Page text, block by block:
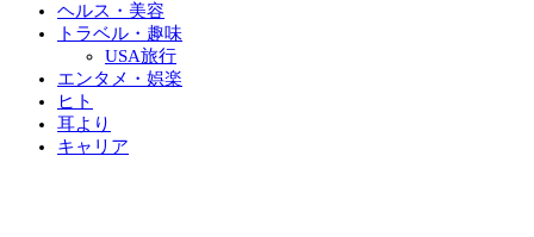
ヘルス・美容
トラベル・趣味
USA旅行
エンタメ・娯楽
ヒト
耳より
キャリア